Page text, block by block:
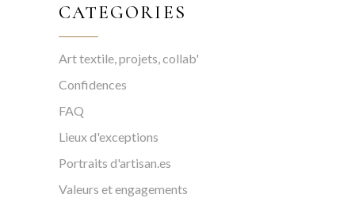
CATEGORIES
Art textile, projets, collab'
Confidences
FAQ
Lieux d'exceptions
Portraits d'artisan.es
Valeurs et engagements